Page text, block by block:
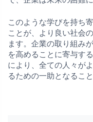
このような学びを持ち
ことが、より良い社会
ます。企業の取り組み
を高めることに寄与す
により、全ての人々が
るための一助となること